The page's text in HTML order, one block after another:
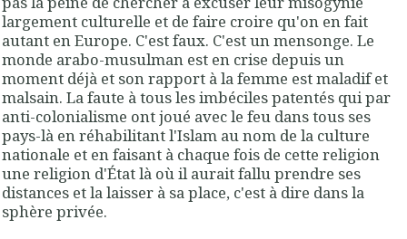
largement culturelle et de faire croire qu'on en fait
autant en Europe. C'est faux. C'est un mensonge. Le
monde arabo-musulman est en crise depuis un
moment déjà et son rapport à la femme est maladif et
malsain. La faute à tous les imbéciles patentés qui par
anti-colonialisme ont joué avec le feu dans tous ses
pays-là en réhabilitant l'Islam au nom de la culture
nationale et en faisant à chaque fois de cette religion
une religion d'État là où il aurait fallu prendre ses
distances et la laisser à sa place, c'est à dire dans la
sphère privée.